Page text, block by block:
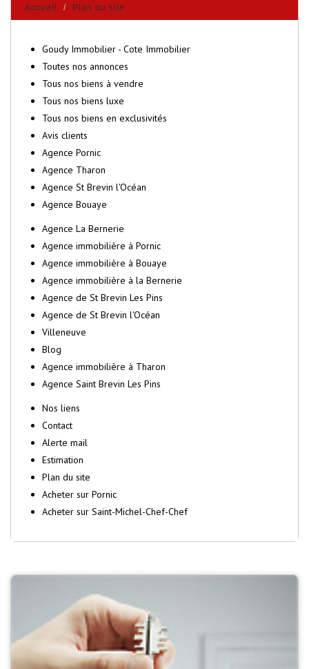
Accueil Plan du site
Goudy Immobilier - Cote Immobilier
Toutes nos annonces
Tous nos biens à vendre
Tous nos biens luxe
Tous nos biens en exclusivités
Avis clients
Agence Pornic
Agence Tharon
Agence St Brevin l'Océan
Agence Bouaye
Agence La Bernerie
Agence immobilière à Pornic
Agence immobilière à Bouaye
Agence immobilière à la Bernerie
Agence de St Brevin Les Pins
Agence de St Brevin l'Océan
Villeneuve
Blog
Agence immobilière à Tharon
Agence Saint Brevin Les Pins
Nos liens
Contact
Alerte mail
Estimation
Plan du site
Acheter sur Pornic
Acheter sur Saint-Michel-Chef-Chef